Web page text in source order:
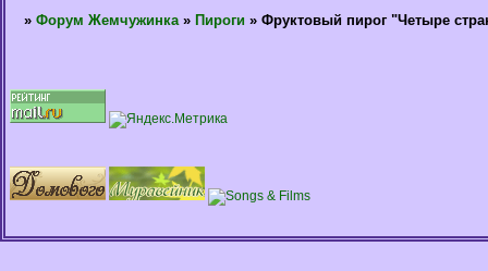
» Форум Жемчужинка » Пироги » Фруктовый пирог "Четыре